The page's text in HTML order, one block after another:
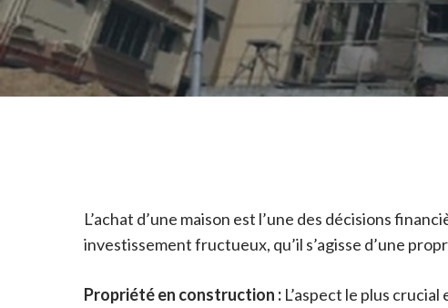
L’achat d’une maison est l’une des décisions
investissement fructueux, qu’il s’agisse d’une
Propriété en construction : L’aspect le plus